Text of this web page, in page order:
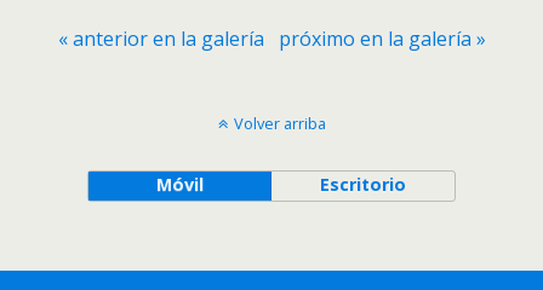
« anterior en la galería próximo en la galería »
Volver arriba
Móvil Escritorio